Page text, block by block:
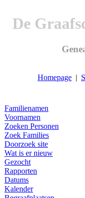
De
Homepage |
Familienamen
Voornamen
Zoeken Personen
Zoek Families
Doorzoek site
Wat is er nieuw
Gezocht
Rapporten
Datums
Kalender